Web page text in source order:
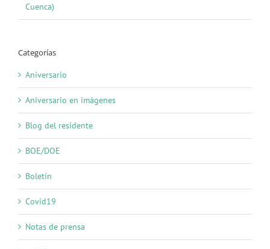
Cuenca)
Categorías
Aniversario
Aniversario en imágenes
Blog del residente
BOE/DOE
Boletín
Covid19
Notas de prensa